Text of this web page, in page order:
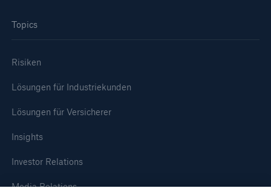
Topics
Risiken
Lösungen für Industriekunden
Lösungen für Versicherer
Insights
Investor Relations
Media Relations
Cyber-Lösungen von Munich Re
Navigation schließen oder Escape-Taste drücken
Home